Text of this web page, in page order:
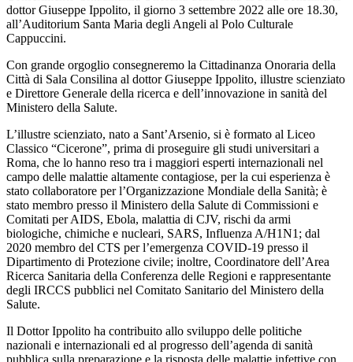
dottor Giuseppe Ippolito, il giorno 3 settembre 2022 alle ore 18.30,
all’Auditorium Santa Maria degli Angeli al Polo Culturale
Cappuccini.
Con grande orgoglio consegneremo la Cittadinanza Onoraria della
Città di Sala Consilina al dottor Giuseppe Ippolito, illustre scienziato
e Direttore Generale della ricerca e dell’innovazione in sanità del
Ministero della Salute.
L’illustre scienziato, nato a Sant’Arsenio, si è formato al Liceo
Classico “Cicerone”, prima di proseguire gli studi universitari a
Roma, che lo hanno reso tra i maggiori esperti internazionali nel
campo delle malattie altamente contagiose, per la cui esperienza è
stato collaboratore per l’Organizzazione Mondiale della Sanità; è
stato membro presso il Ministero della Salute di Commissioni e
Comitati per AIDS, Ebola, malattia di CJV, rischi da armi
biologiche, chimiche e nucleari, SARS, Influenza A/H1N1; dal
2020 membro del CTS per l’emergenza COVID-19 presso il
Dipartimento di Protezione civile; inoltre, Coordinatore dell’Area
Ricerca Sanitaria della Conferenza delle Regioni e rappresentante
degli IRCCS pubblici nel Comitato Sanitario del Ministero della
Salute.
Il Dottor Ippolito ha contribuito allo sviluppo delle politiche
nazionali e internazionali ed al progresso dell’agenda di sanità